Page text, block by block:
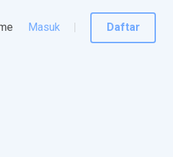
Masuk Daftar